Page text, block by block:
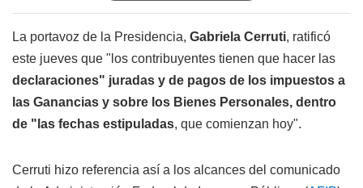
La portavoz de la Presidencia, Gabriela Cerruti, ratificó
este jueves que "los contribuyentes tienen que hacer las
declaraciones" juradas y de pagos de los impuestos a
las Ganancias y sobre los Bienes Personales, dentro
de "las fechas estipuladas, que comienzan hoy".
Cerruti hizo referencia así a los alcances del comunicado